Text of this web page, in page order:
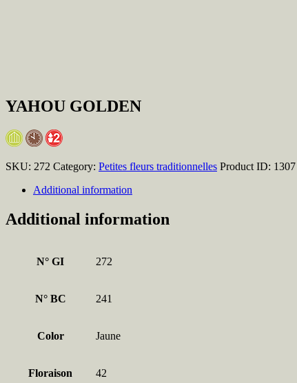
YAHOU GOLDEN
SKU: 272 Category: Petites fleurs traditionnelles Product ID: 1307
Additional information
Additional information
N° GI 272
N° BC 241
Color Jaune
Floraison 42